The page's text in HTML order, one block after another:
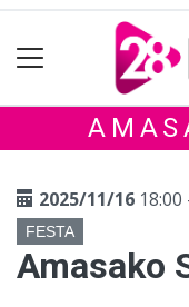
2025/11/16 18:00
FESTA
Amasako